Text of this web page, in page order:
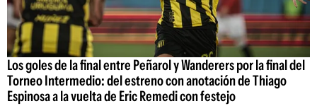
Los goles de la final entre Peñarol y Wanderers por la final del
Torneo Intermedio: del estreno con anotación de Thiago
Espinosa a la vuelta de Eric Remedi con festejo